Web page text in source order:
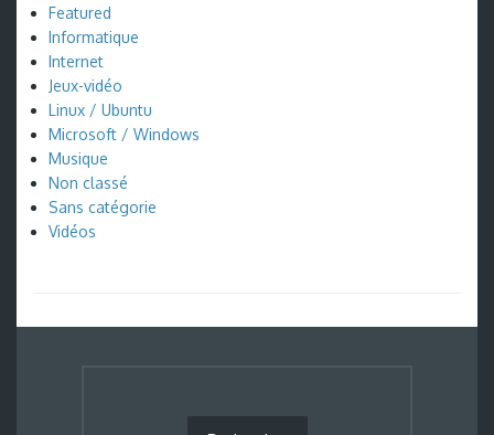
Featured
Informatique
Internet
Jeux-vidéo
Linux / Ubuntu
Microsoft / Windows
Musique
Non classé
Sans catégorie
Vidéos